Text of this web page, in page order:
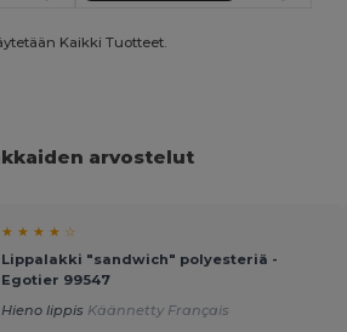
Kaikki Tuotteet.
arvostelut
★ ★ ★ ★ ☆
Lippalakki "sandwich" polyesteriä -
Egotier 99547
Hieno lippis Käännetty Français